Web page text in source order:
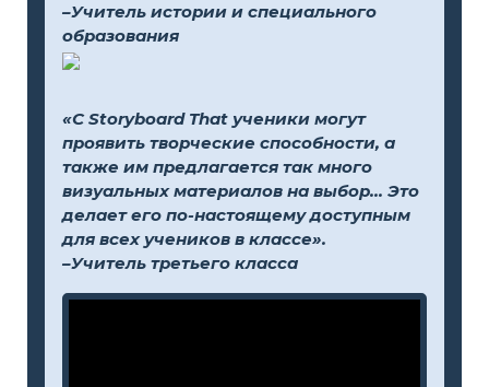
–Учитель истории и специального
образования
«С Storyboard That ученики могут
проявить творческие способности, а
также им предлагается так много
визуальных материалов на выбор... Это
делает его по-настоящему доступным
для всех учеников в классе».
–Учитель третьего класса